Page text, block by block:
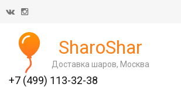
SharoShar
Доставка шаров, Москва
+7 (499) 113-32-38